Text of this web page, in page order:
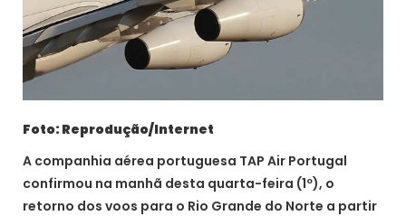
Foto: Reprodução/Internet
A companhia aérea portuguesa TAP Air Portugal
confirmou na manhã desta quarta-feira (1º), o
retorno dos voos para o Rio Grande do Norte a partir